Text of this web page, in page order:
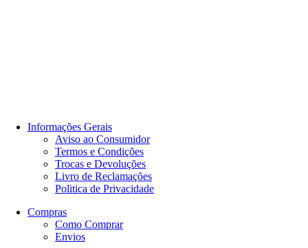
Informações Gerais
Aviso ao Consumidor
Termos e Condições
Trocas e Devoluções
Livro de Reclamações
Politica de Privacidade
Compras
Como Comprar
Envios